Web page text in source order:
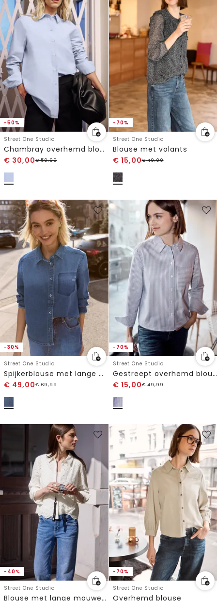
-50%
Street One Studio
Chambray overhemd blouse
€ 30,00€59,99
-70%
Street One Studio
Blouse met volants
€ 15,00€49,99
-30%
Street One Studio
Spijkerblouse met lange mouwen en overhemdkraag
€ 49,00€69,99
-70%
Street One Studio
Gestreept overhemd blouse
€ 15,00€49,99
-40%
Street One Studio
Blouse met lange mouwen en shiffleypatroon
-70%
Street One Studio
Overhemd blouse